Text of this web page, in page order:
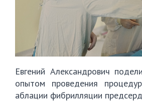
Евгений Александрович
опытом проведения
аблации фибрилляции